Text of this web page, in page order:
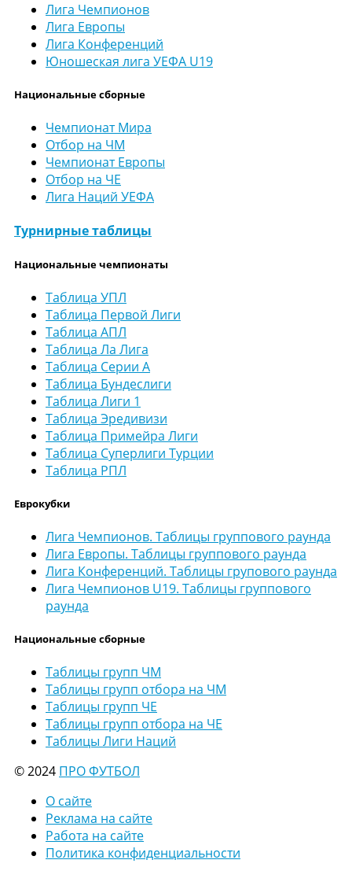
Лига Чемпионов
Лига Европы
Лига Конференций
Юношеская лига УЕФА U19
Национальные сборные
Чемпионат Мира
Отбор на ЧМ
Чемпионат Европы
Отбор на ЧЕ
Лига Наций УЕФА
Турнирные таблицы
Национальные чемпионаты
Таблица УПЛ
Таблица Первой Лиги
Таблица АПЛ
Таблица Ла Лига
Таблица Серии А
Таблица Бундеслиги
Таблица Лиги 1
Таблица Эредивизи
Таблица Примейра Лиги
Таблица Суперлиги Турции
Таблица РПЛ
Еврокубки
Лига Чемпионов. Таблицы группового раунда
Лига Европы. Таблицы группового раунда
Лига Конференций. Таблицы групового раунда
Лига Чемпионов U19. Таблицы группового
раунда
Национальные сборные
Таблицы групп ЧМ
Таблицы групп отбора на ЧМ
Таблицы групп ЧЕ
Таблицы групп отбора на ЧЕ
Таблицы Лиги Наций
© 2024 ПРО ФУТБОЛ
О сайте
Реклама на сайте
Работа на сайте
Политика конфиденциальности